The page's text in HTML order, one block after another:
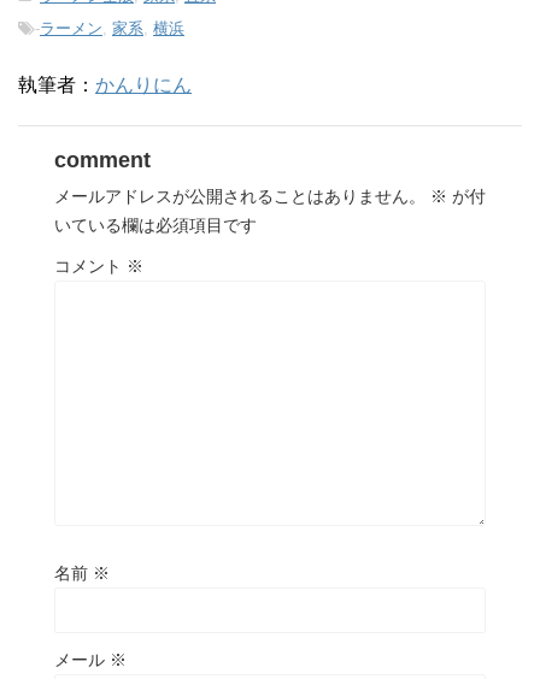
-ラーメン 家系 横浜
執筆者： かんりにん
comment
メールアドレスが公開されることはありません。 ※ が付
いている欄は必須項目です
コメント ※
名前 ※
メール ※